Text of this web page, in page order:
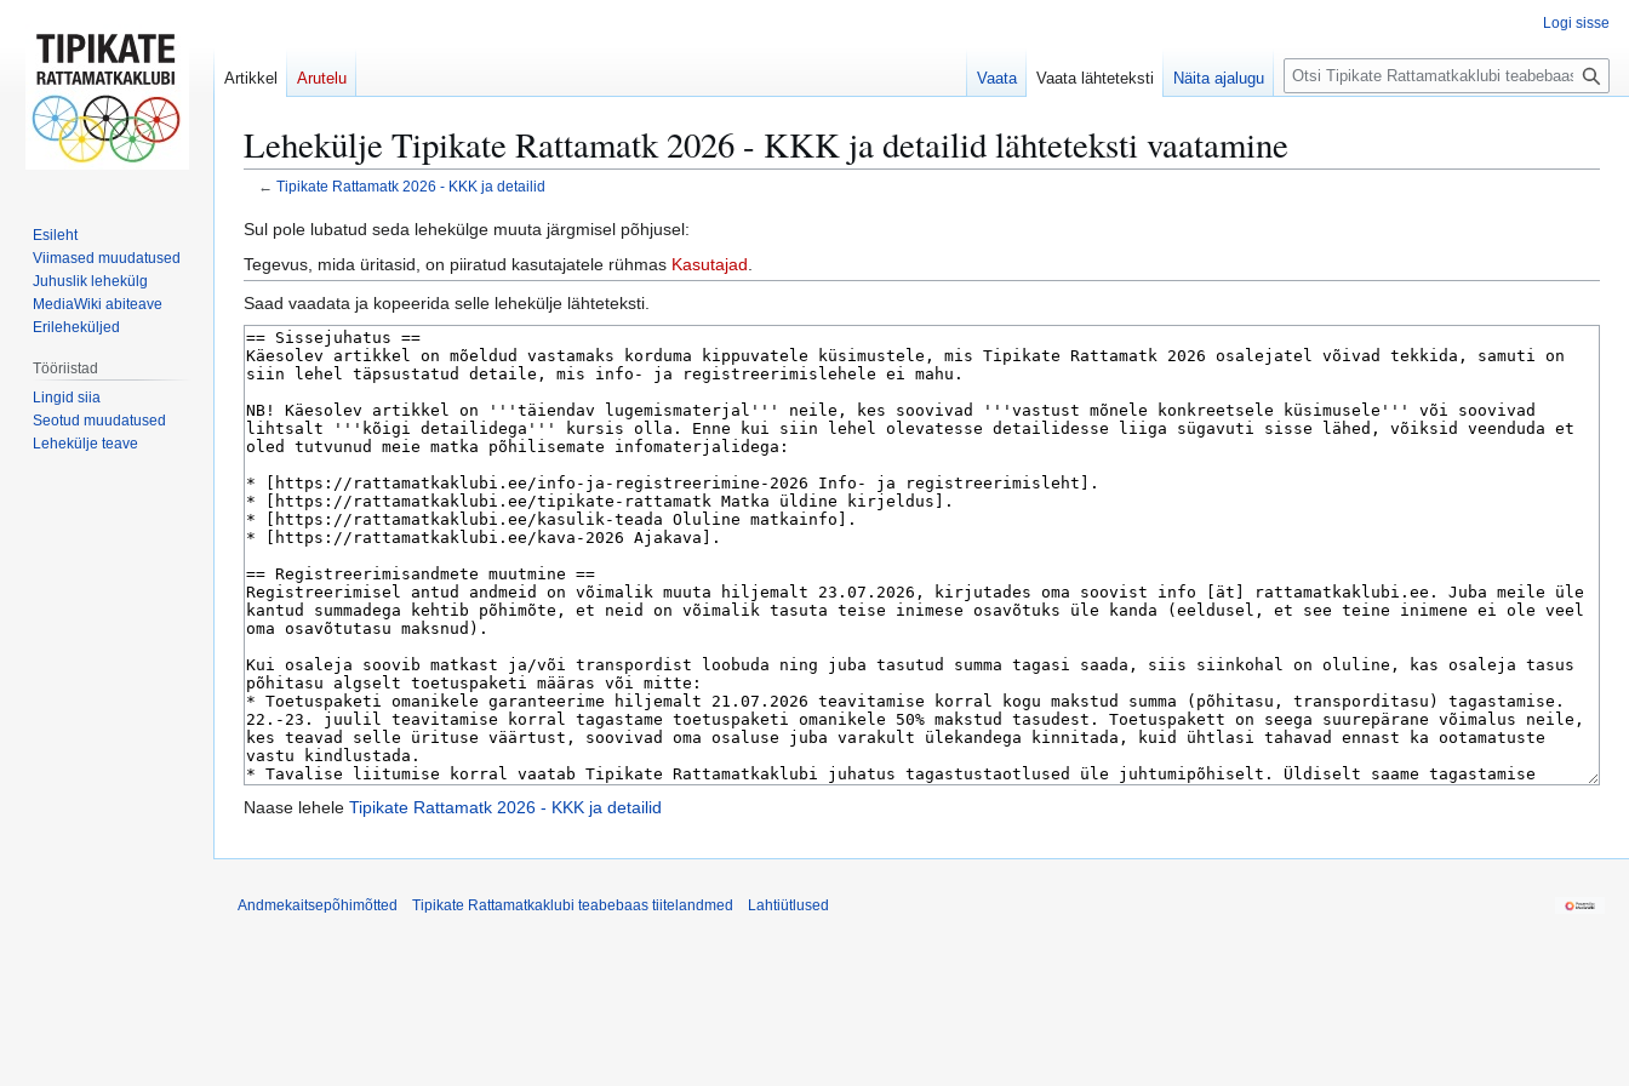
Lehekülje Tipikate Rattamatk 2026 - KKK ja detailid lähteteksti vaatamine
← Tipikate Rattamatk 2026 - KKK ja detailid
Mine
navigeerimisribale
Mine
otsikasti
Sul pole lubatud seda lehekülge muuta järgmisel põhjusel:
Tegevus, mida üritasid, on piiratud kasutajatele rühmas Kasutajad
Saad vaadata ja kopeerida selle lehekülje lähteteksti.
Naase lehele Tipikate Rattamatk 2026 - KKK ja detailid
Logi sisse
Artikkel Arutelu Vaata Vaata lähteteksti Näita ajalugu
O
t
i
n
Esileht
Viimased muudatused
Juhuslik lehekülg
MediaWiki abiteave
Erileheküljed
Tööriistad
Lingid siia
Seotud muudatused
Lehekülje teave
Andmekaitsepõhimõtted Tipikate Rattamatkaklubi teabebaas tiitelandmed Lahtiütlused